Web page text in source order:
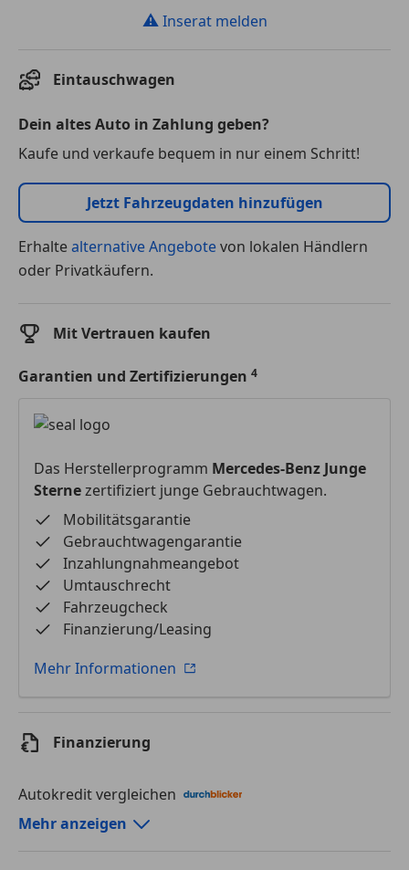
⚠ Inserat melden
Eintauschwagen
Dein altes Auto in Zahlung geben?
Kaufe und verkaufe bequem in nur einem Schritt!
Jetzt Fahrzeugdaten hinzufügen
Erhaltealternative Angebotevon lokalen Händlern
oder Privatkäufern.
Mit Vertrauen kaufen
Garantien und Zertifizierungen
Das Herstellerprogramm Mercedes-Benz Junge
Sternezertifiziert junge Gebrauchtwagen.
Mobilitätsgarantie
Gebrauchtwagengarantie
Inzahlungnahmeangebot
Umtauschrecht
Fahrzeugcheck
Finanzierung/Leasing
Mehr Informationen
Finanzierung
Autokredit vergleichen
Autokredit-Rechner von durchblicker.at
Mehr anzeigen